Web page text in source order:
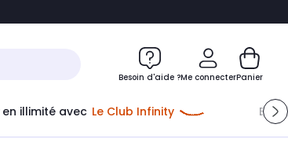
directement au chatbot
Besoin d'aide ?Me connecterPanier
illimité avec Le Club Infinity